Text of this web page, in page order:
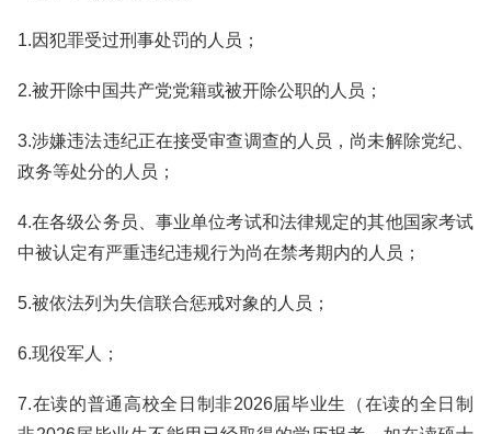
1.因犯罪受过刑事处罚的人员；
2.被开除中国共产党党籍或被开除公职的人员；
3.涉嫌违法违纪正在接受审查调查的人员，尚未解除党纪、
政务等处分的人员；
4.在各级公务员、事业单位考试和法律规定的其他国家考试
中被认定有严重违纪违规行为尚在禁考期内的人员；
5.被依法列为失信联合惩戒对象的人员；
6.现役军人；
7.在读的普通高校全日制非2026届毕业生（在读的全日制